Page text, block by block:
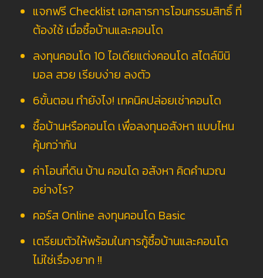
แจกฟรี Checklist เอกสารการโอนกรรมสิทธิ์ ที่
ต้องใช้ เมื่อซื้อบ้านและคอนโด
ลงทุนคอนโด 10 ไอเดียแต่งคอนโด สไตล์มินิ
มอล สวย เรียบง่าย ลงตัว
6ขั้นตอน ทำยังไง! เทคนิคปล่อยเช่าคอนโด
ซื้อบ้านหรือคอนโด เพื่อลงทุนอสังหา แบบไหน
คุ้มกว่ากัน
ค่าโอนที่ดิน บ้าน คอนโด อสังหา คิดคำนวณ
อย่างไร?
คอร์ส Online ลงทุนคอนโด Basic
เตรียมตัวให้พร้อมในการกู้ซื้อบ้านและคอนโด
ไม่ใช่เรื่องยาก !!